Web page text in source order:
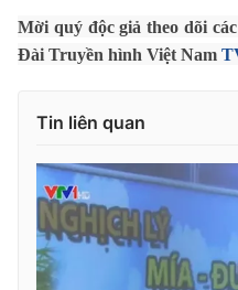
Thị trường
Lịch phát sóng
Photo
Video
Mời quý độc giả theo dõi
Đài Truyền hình Việt Nam
Tin liên quan